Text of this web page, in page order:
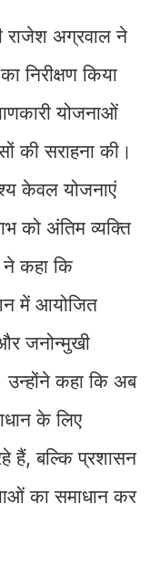
अग्रवाल ने
निरीक्षण किया
योजनाओं
की सराहना की।
केवल योजनाएं
को अंतिम व्यक्ति
ने कहा कि
में आयोजित
जनोन्मुखी
उन्होंने कहा कि अब
के लिए
हैं, बल्कि प्रशासन
का समाधान कर